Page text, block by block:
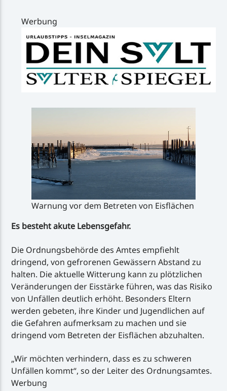
Werbung
Warnung vor dem Betreten von Eisflächen
Es besteht akute Lebensgefahr.
Die Ordnungsbehörde des Amtes empfiehlt
dringend, von gefrorenen Gewässern Abstand zu
halten. Die aktuelle Witterung kann zu plötzlichen
Veränderungen der Eisstärke führen, was das Risiko
von Unfällen deutlich erhöht. Besonders Eltern
werden gebeten, ihre Kinder und Jugendlichen auf
die Gefahren aufmerksam zu machen und sie
dringend vom Betreten der Eisflächen abzuhalten.
„Wir möchten verhindern, dass es zu schweren
Unfällen kommt“, so der Leiter des Ordnungsamtes.
Werbung